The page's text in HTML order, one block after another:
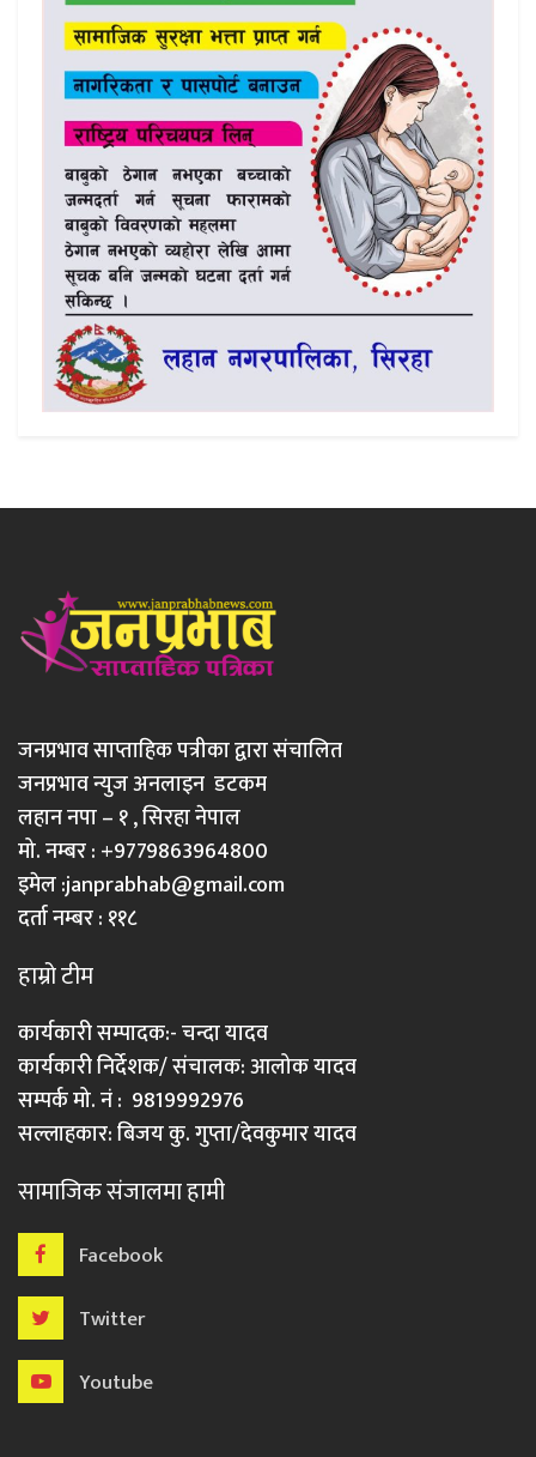
जनप्रभाव साप्ताहिक पत्रीका द्वारा संचालित
जनप्रभाव न्युज अनलाइन डटकम
लहान नपा – १ , सिरहा नेपाल
मो. नम्बर : +9779863964800
इमेल :janprabhab@gmail.com
दर्ता नम्बर : ११८
हाम्रो टीम
कार्यकारी सम्पादक:- चन्दा यादव
कार्यकारी निर्देशक/ संचालक: आलोक यादव
सम्पर्क मो. नं : 9819992976
सल्लाहकार: बिजय कु. गुप्ता/देवकुमार यादव
सामाजिक संजालमा हामी
Facebook
Twitter
Youtube